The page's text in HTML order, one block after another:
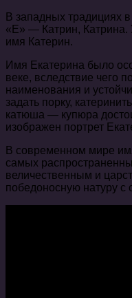
В западных традициях
«Е» — Катрин, Катрина.
имя Катерин.
Имя Екатерина было
веке, вследствие чего
наименования и
задать порку,
катюша — купюра
изображен портрет
В современном мире
самых
величественным и
победоносную натуру с